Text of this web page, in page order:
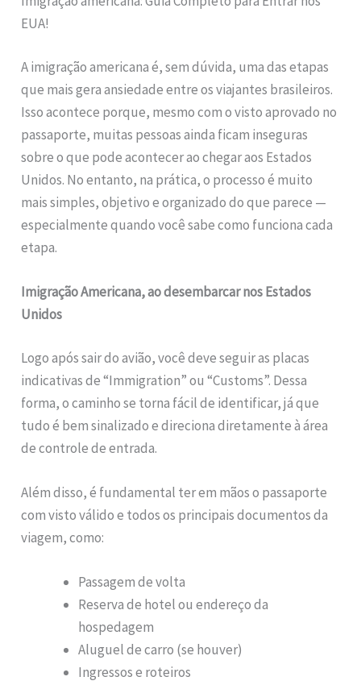
EUA!
A imigração americana é, sem dúvida, uma das etapas
que mais gera ansiedade entre os viajantes brasileiros.
Isso acontece porque, mesmo com o visto aprovado no
passaporte, muitas pessoas ainda ficam inseguras
sobre o que pode acontecer ao chegar aos Estados
Unidos. No entanto, na prática, o processo é muito
mais simples, objetivo e organizado do que parece —
especialmente quando você sabe como funciona cada
etapa.
Imigração Americana, ao desembarcar nos Estados
Unidos
Logo após sair do avião, você deve seguir as placas
indicativas de “Immigration” ou “Customs”. Dessa
forma, o caminho se torna fácil de identificar, já que
tudo é bem sinalizado e direciona diretamente à área
de controle de entrada.
Além disso, é fundamental ter em mãos o passaporte
com visto válido e todos os principais documentos da
viagem, como:
Passagem de volta
Reserva de hotel ou endereço da
hospedagem
Aluguel de carro (se houver)
Ingressos e roteiros